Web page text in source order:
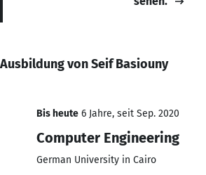
Ausbildung von Seif Basiouny
Bis heute 6 Jahre, seit Sep. 2020
Computer Engineering
German University in Cairo